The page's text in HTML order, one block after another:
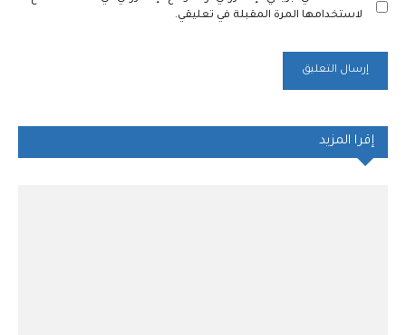
لاستخدامها المرة المقبلة في تعليقي.
إقرا المزيد